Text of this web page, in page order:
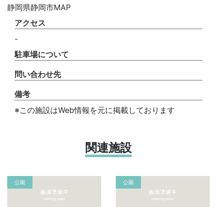
静岡県静岡市MAP
アクセス
-
駐車場について
問い合わせ先
備考
※この施設はWeb情報を元に掲載しております
関連施設
公園 公園